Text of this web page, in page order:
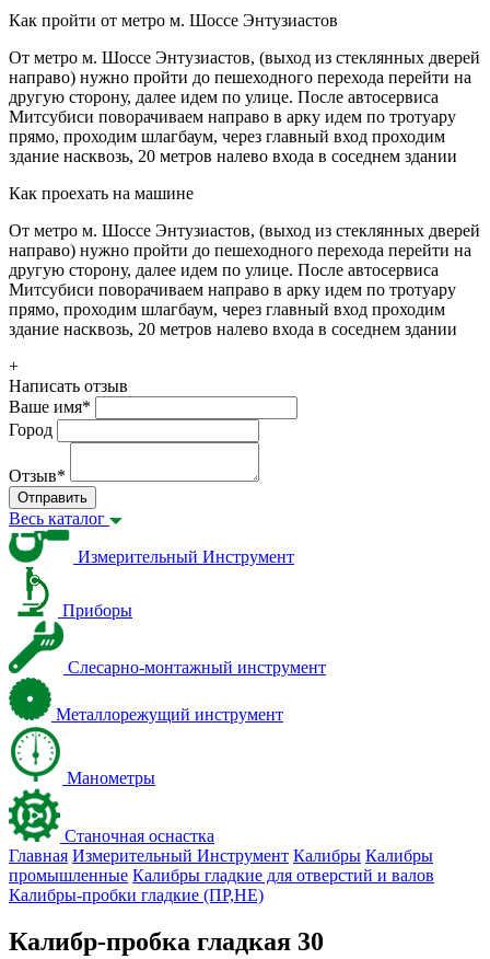
Как пройти от метро м. Шоссе Энтузиастов
От метро м. Шоссе Энтузиастов, (выход из стеклянных дверей
направо) нужно пройти до пешеходного перехода перейти на
другую сторону, далее идем по улице. После автосервиса
Митсубиси поворачиваем направо в арку идем по тротуару
прямо, проходим шлагбаум, через главный вход проходим
здание насквозь, 20 метров налево входа в соседнем здании
Как проехать на машине
От метро м. Шоссе Энтузиастов, (выход из стеклянных дверей
направо) нужно пройти до пешеходного перехода перейти на
другую сторону, далее идем по улице. После автосервиса
Митсубиси поворачиваем направо в арку идем по тротуару
прямо, проходим шлагбаум, через главный вход проходим
здание насквозь, 20 метров налево входа в соседнем здании
+
Написать отзыв
Ваше имя*
Город
Отзыв*
Отправить
Весь каталог
Измерительный Инструмент
Приборы
Слесарно-монтажный инструмент
Металлорежущий инструмент
Манометры
Станочная оснастка
Главная Измерительный Инструмент Калибры Калибры
промышленные Калибры гладкие для отверстий и валов
Калибры-пробки гладкие (ПР,НЕ)
Калибр-пробка гладкая 30